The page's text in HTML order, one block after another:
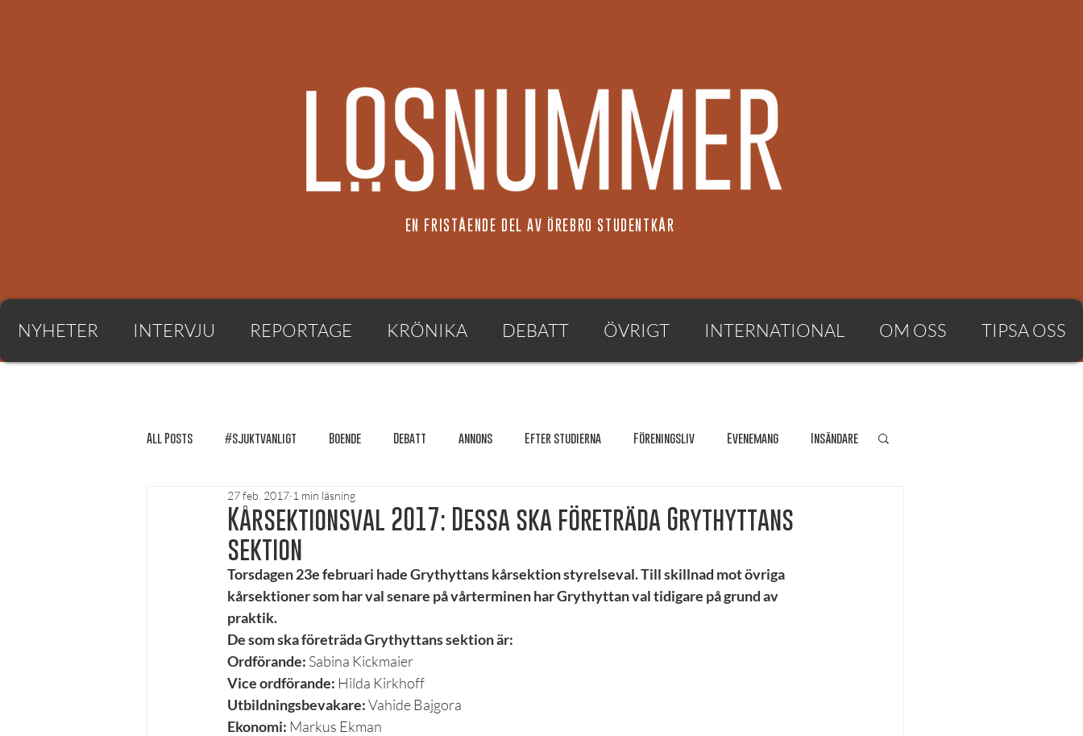
EN FRISTÅENDE DEL AV ÖREBRO STUDENTKÅR
NYHETER INTERVJU REPORTAGE KRÖNIKA DEBATT ÖVRIGT INTERNATIONAL OM OSS TIPSA OSS
All Posts #sjuktvanligt Boende Debatt annons Efter studierna Föreningsliv Evenemang Insändare
FUM-rapport Händer i Örebro
Lösnummer tipsar Lösnummer testar Maxa studierna Mat & hälsa Örebro studentkår Personporträtt
Kårsektionsval 2017: Dessa ska företräda Grythyttans
sektion
27 feb. 2017 1 min läsning
Torsdagen 23e februari hade Grythyttans kårsektion styrelseval. Till skillnad mot övriga
kårsektioner som har val senare på vårterminen har Grythyttan val tidigare på grund av
praktik.
De som ska företräda Grythyttans sektion är:
Ordförande: Sabina Kickmaier
Vice ordförande: Hilda Kirkhoff
Utbildningsbevakare: Vahide Bajgora
Ekonomi: Markus Ekman